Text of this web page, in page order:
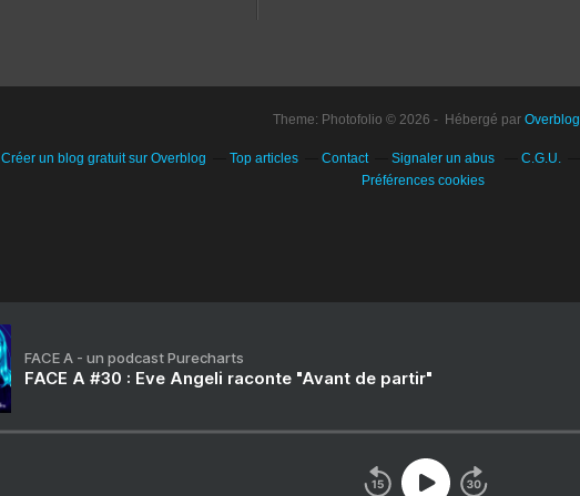
Theme: Photofolio © 2026 - Hébergé par Overblog
Créer un blog gratuit sur Overblog Top articles Contact Signaler un abus C.G.U.
Préférences cookies
FACE A - un podcast Purecharts
FACE A #30 : Eve Angeli raconte "Avant de partir"